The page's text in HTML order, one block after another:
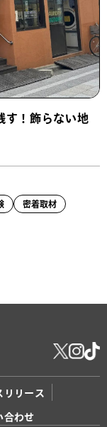
す！飾らない地
密着取材
リリース
合わせ